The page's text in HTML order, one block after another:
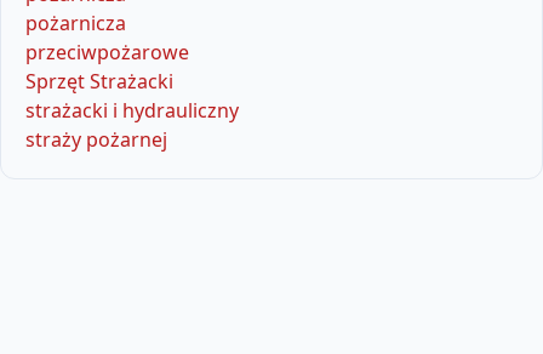
pożarnicza
przeciwpożarowe
Sprzęt Strażacki
strażacki i hydrauliczny
straży pożarnej